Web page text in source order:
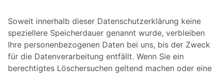
Soweit innerhalb dieser Datenschutzerklärung keine
speziellere Speicherdauer genannt wurde, verbleiben
Ihre personenbezogenen Daten bei uns, bis der Zweck
für die Datenverarbeitung entfällt. Wenn Sie ein
berechtigtes Löschersuchen geltend machen oder eine